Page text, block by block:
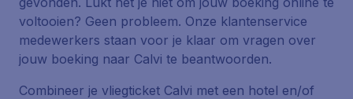
voltooien? Geen probleem. Onze klantenservice
medewerkers staan voor je klaar om vragen over
jouw boeking naar Calvi te beantwoorden.
Combineer je vliegticket Calvi met een hotel en/of